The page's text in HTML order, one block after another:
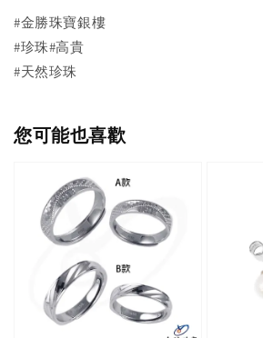
#金勝珠寶銀樓
#珍珠#高貴
#天然珍珠
您可能也喜歡